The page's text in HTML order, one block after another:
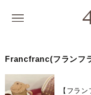
Francfranc(フランフ
【フラ